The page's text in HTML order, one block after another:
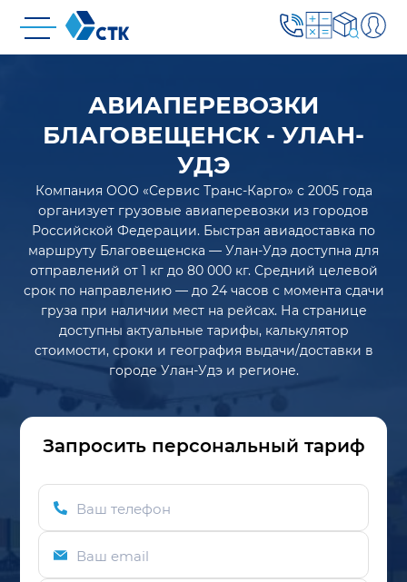
АВИАПЕРЕВОЗКИ
БЛАГОВЕЩЕНСК - УЛАН-
УДЭ
Компания ООО «Сервис Транс-Карго» с 2005 года
организует грузовые авиаперевозки из городов
Российской Федерации. Быстрая авиадоставка по
маршруту Благовещенска — Улан-Удэ доступна для
отправлений от 1 кг до 80 000 кг. Средний целевой
срок по направлению — до 24 часов с момента сдачи
груза при наличии мест на рейсах. На странице
доступны актуальные тарифы, калькулятор
стоимости, сроки и география выдачи/доставки в
городе Улан-Удэ и регионе.
Запросить персональный тариф
Ваш телефон
Ваш email